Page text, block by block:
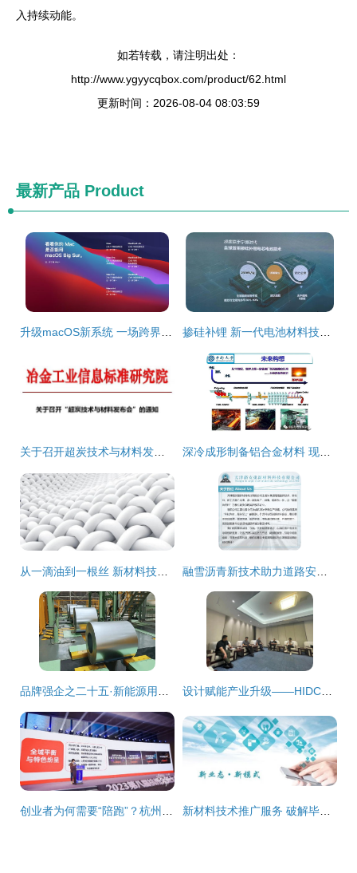
入持续动能。
如若转载，请注明出处：
http://www.ygyycqbox.com/product/62.html
更新时间：2026-08-04 08:03:59
最新产品 Product